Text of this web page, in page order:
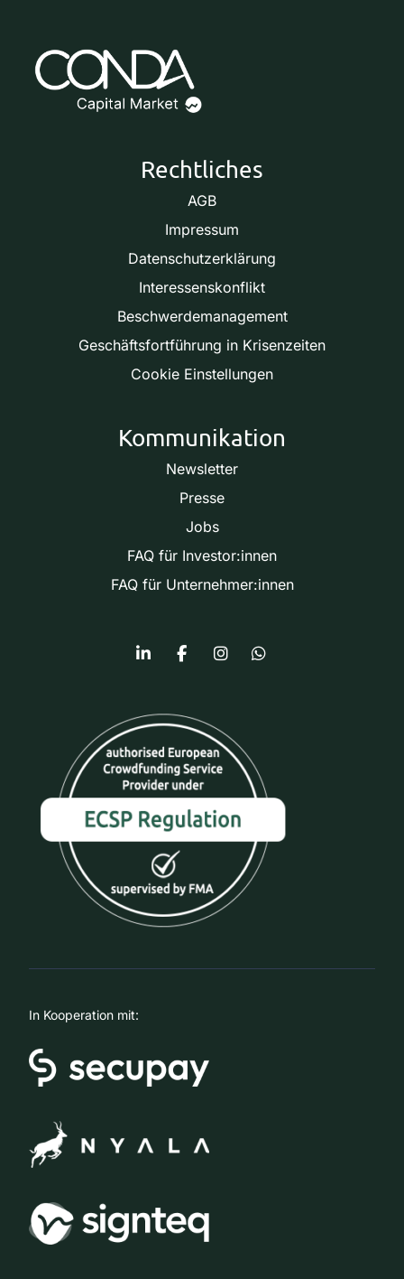
Rechtliches
AGB
Impressum
Datenschutzerklärung
Interessenskonflikt
Beschwerdemanagement
Geschäftsfortführung in Krisenzeiten
Cookie Einstellungen
Kommunikation
Newsletter
Presse
Jobs
FAQ für Investor:innen
FAQ für Unternehmer:innen
In Kooperation mit: